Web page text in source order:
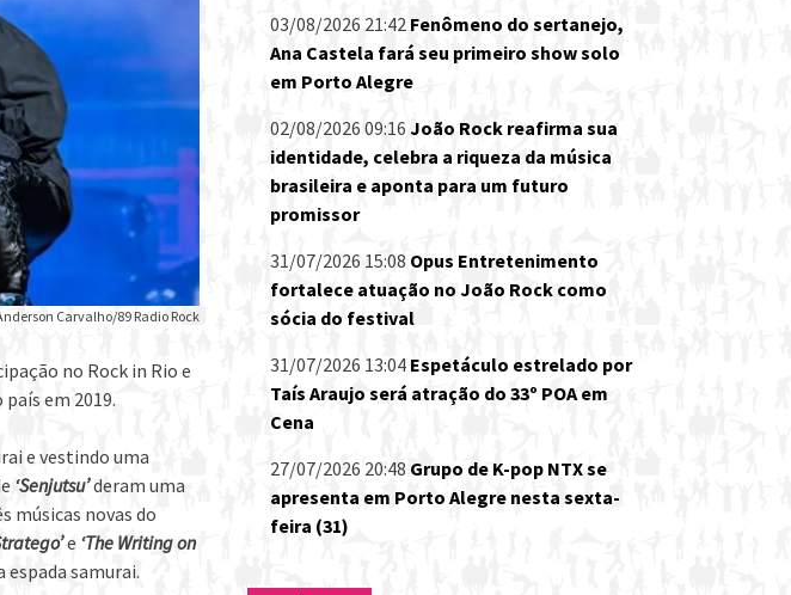
Carvalho/89 Radio Rock
no Rock in Rio e
em 2019.
e vestindo uma
‘Senjutsu’deram uma
músicas novas do
e ‘The Writing on
samurai.
03/08/2026 21:42 Fenômeno do sertanejo,
Ana Castela fará seu primeiro show solo
em Porto Alegre
02/08/2026 09:16 João Rock reafirma sua
identidade, celebra a riqueza da música
brasileira e aponta para um futuro
promissor
31/07/2026 15:08 Opus Entretenimento
fortalece atuação no João Rock como
sócia do festival
31/07/2026 13:04 Espetáculo estrelado por
Taís Araujo será atração do 33º POA em
Cena
27/07/2026 20:48 Grupo de K-pop NTX se
apresenta em Porto Alegre nesta sexta-
feira (31)